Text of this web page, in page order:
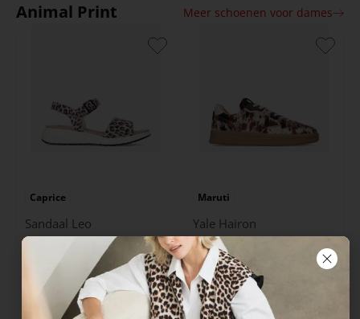
Animal Print Meer schoenen voor dames
Caprice
Sandaal Leo
Maruti
Yale Hairon
129.99